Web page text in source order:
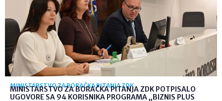
MINISTARSTVO ZA BORAČKA PITANJA ZDK
MINISTARSTVO ZA BORAČKA PITANJA ZDK POTPISALO
UGOVORE SA 94 KORISNIKA PROGRAMA „BIZNIS PLUS